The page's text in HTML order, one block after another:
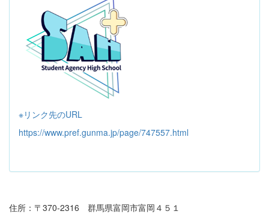
※リンク先のURL
https://www.pref.gunma.jp/page/747557.html
住所：〒370-2316 群馬県富岡市富岡４５１